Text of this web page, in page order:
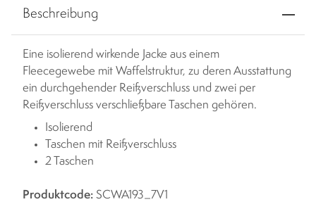
Beschreibung
Eine isolierend wirkende Jacke aus einem
Fleecegewebe mit Waffelstruktur, zu deren Ausstattung
ein durchgehender Reißverschluss und zwei per
Reißverschluss verschließbare Taschen gehören.
Isolierend
Taschen mit Reißverschluss
2 Taschen
Produktcode: SCWA193_7V1